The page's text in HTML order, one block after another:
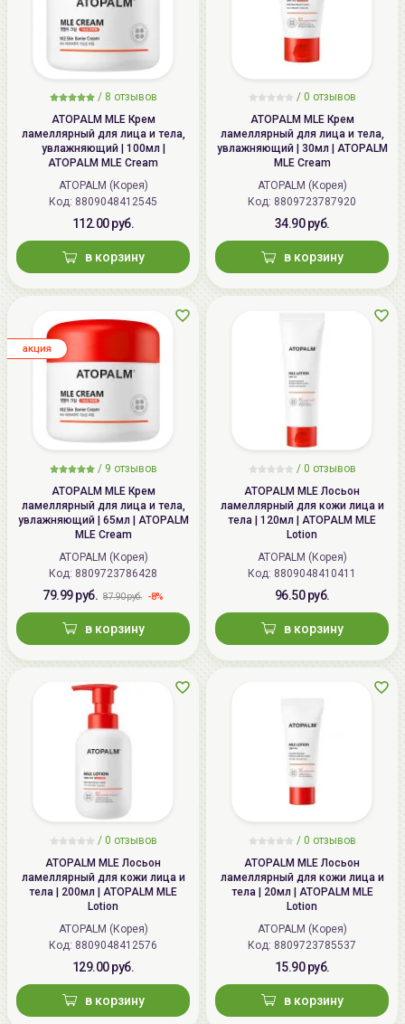
/ 8 отзывов
ATOPALM MLE Крем
ламеллярный для лица и тела,
увлажняющий | 100мл |
ATOPALM MLE Cream
ATOPALM (Корея)
Код: 8809048412545
112.00 руб.
в корзину
/ 0 отзывов
ATOPALM MLE Крем
ламеллярный для лица и тела,
увлажняющий | 30мл | ATOPALM
MLE Cream
ATOPALM (Корея)
Код: 8809723787920
34.90 руб.
в корзину
/ 9 отзывов
ATOPALM MLE Крем
ламеллярный для лица и тела,
увлажняющий | 65мл | ATOPALM
MLE Cream
ATOPALM (Корея)
Код: 8809723786428
79.99 руб. 87.90 руб. -8%
в корзину
aкция
/ 0 отзывов
ATOPALM MLE Лосьон
ламеллярный для кожи лица и
тела | 120мл | ATOPALM MLE
Lotion
ATOPALM (Корея)
Код: 8809048410411
96.50 руб.
в корзину
/ 0 отзывов
ATOPALM MLE Лосьон
ламеллярный для кожи лица и
тела | 200мл | ATOPALM MLE
Lotion
ATOPALM (Корея)
Код: 8809048412576
129.00 руб.
в корзину
/ 0 отзывов
ATOPALM MLE Лосьон
ламеллярный для кожи лица и
тела | 20мл | ATOPALM MLE
Lotion
ATOPALM (Корея)
Код: 8809723785537
15.90 руб.
в корзину